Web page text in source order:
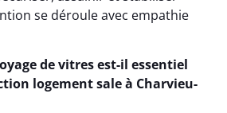
se déroule avec empathie
de vitres est-il essentiel
logement sale à Charvieu-